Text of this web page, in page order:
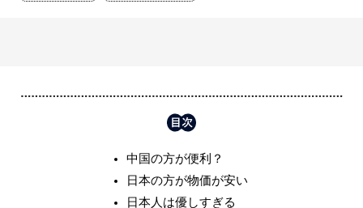
中国の方が便利？
日本の方が物価が安い
日本人は優しすぎる